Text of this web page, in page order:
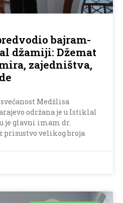
bajram-
džamiji: Džemat
zajedništva,
Medžlisa
održana je u Istiklal
je glavni imam dr.
prisustvo velikog broja